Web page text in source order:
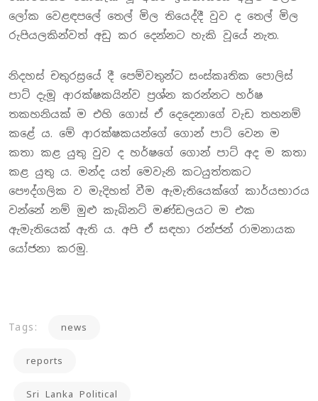
ලෝක වෙළඳපලේ තෙල් මිල තියෙද්දී වුව ද තෙල් මිල
රුපියලකින්වත් අඩු කර දෙන්නට හැකි වූයේ නැත.
නිදහස් චතුරස්‍රයේ දී පෙම්වතුන්ට සංස්කෘතික පොලිස්
පාට් දැමූ ආරක්ෂකයින්ව ප්‍රශ්න කරන්නට හර්ෂ
තකහනියක් ම එහි ගොස් ඒ දෙදෙනාගේ වැඩ තහනම්
කළේ ය. මේ ආරක්ෂකයන්ගේ ගොන් පාට් වෙන ම
කතා කළ යුතු වුව ද හර්ෂගේ ගොන් පාට් අද ම කතා
කළ යුතු ය. මන්ද යත් මෙවැනි කටයුත්තකට
පෞද්ගලික ව මැදිහත් වීම ඇමැතියෙක්ගේ කාර්යභාරය
වන්නේ නම් මුළු කැබිනට් මණ්ඩලයට ම එක
ඇමැතියෙක් ඇති ය. අපි ඒ සඳහා රන්ජන් රාමනායක
යෝජනා කරමු.
Tags: news
reports
Sri Lanka Political